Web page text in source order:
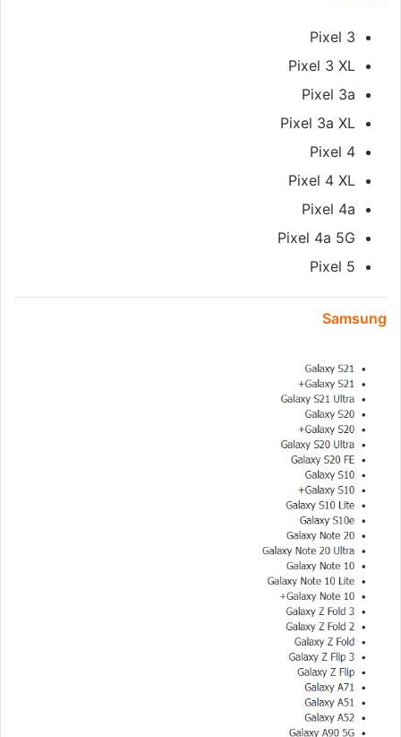
Pixel 3
Pixel 3 XL
Pixel 3a
Pixel 3a XL
Pixel 4
Pixel 4 XL
Pixel 4a
Pixel 4a 5G
Pixel 5
Samsung